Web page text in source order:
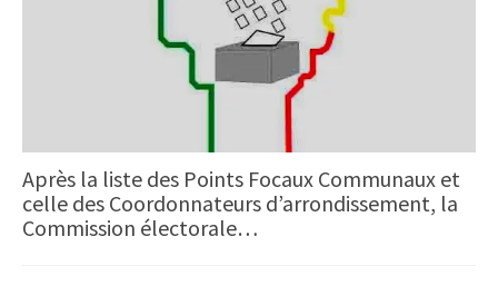
Après la liste des Points Focaux Communaux et
celle des Coordonnateurs d’arrondissement, la
Commission électorale…